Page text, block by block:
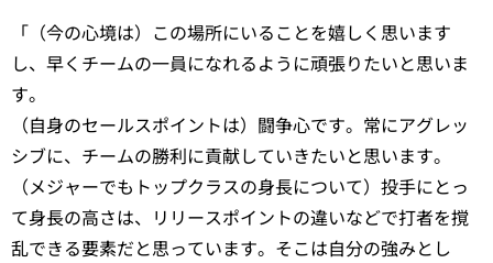
「（今の心境は）この場所にいることを嬉しく思います
し、早くチームの一員になれるように頑張りたいと思いま
す。
（自身のセールスポイントは）闘争心です。常にアグレッ
シブに、チームの勝利に貢献していきたいと思います。
（メジャーでもトップクラスの身長について）投手にとっ
て身長の高さは、リリースポイントの違いなどで打者を撹
乱できる要素だと思っています。そこは自分の強みとし